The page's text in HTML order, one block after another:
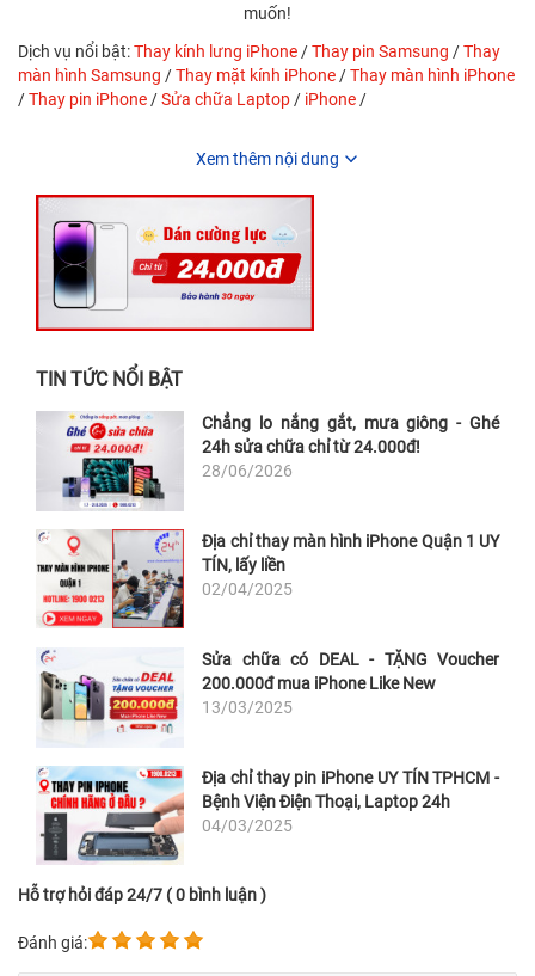
muốn!
Dịch vụ nổi bật:Thay kính lưng iPhone /Thay pin Samsung /Thay
màn hình Samsung /Thay mặt kính iPhone /Thay màn hình iPhone
/Thay pin iPhone /Sửa chữa Laptop / iPhone /
Xem thêm nội dung
TIN TỨC NỔI BẬT
Chẳng lo nắng gắt, mưa giông - Ghé
24h sửa chữa chỉ từ 24.000đ!
28/06/2026
Địa chỉ thay màn hình iPhone Quận 1 UY
TÍN, lấy liền
02/04/2025
Sửa chữa có DEAL - TẶNG Voucher
200.000đ mua iPhone Like New
13/03/2025
Địa chỉ thay pin iPhone UY TÍN TPHCM -
Bệnh Viện Điện Thoại, Laptop 24h
04/03/2025
Hỗ trợ hỏi đáp 24/7 ( 0 bình luận )
Đánh giá: